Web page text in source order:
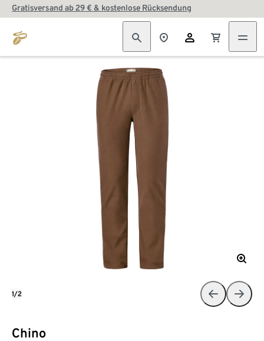
Gratisversand ab 29 € & kostenlose Rücksendung
Chino
1/2